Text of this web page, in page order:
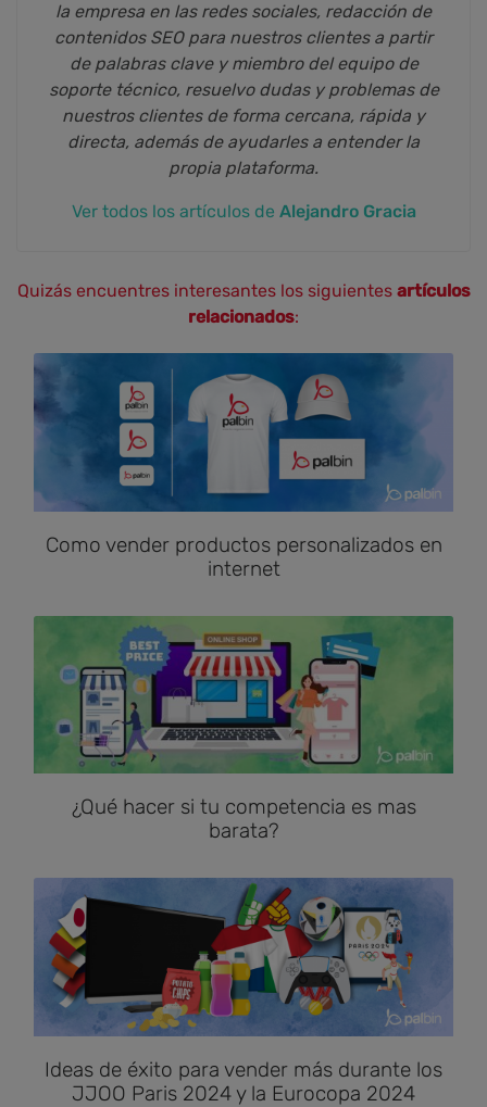
la empresa en las redes sociales, redacción de
contenidos SEO para nuestros clientes a partir
de palabras clave y miembro del equipo de
soporte técnico, resuelvo dudas y problemas de
nuestros clientes de forma cercana, rápida y
directa, además de ayudarles a entender la
propia plataforma.
Ver todos los artículos de Alejandro Gracia
Quizás encuentres interesantes los siguientes artículos
relacionados:
Como vender productos personalizados en
internet
¿Qué hacer si tu competencia es mas
barata?
Ideas de éxito para vender más durante los
JJOO Paris 2024 y la Eurocopa 2024